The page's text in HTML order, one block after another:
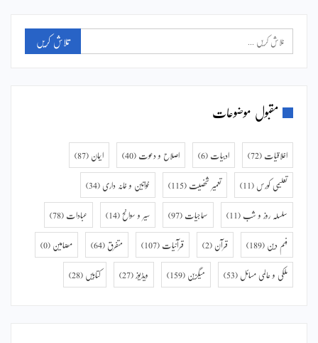
مقبول موضوعات
اخلاقیات (72) ادبیات (6) اصلاح و دعوت (40) ایمان (87)
تعلیمی کورس (11) تعمیر شخصیت (115) خواتین و خانہ داری (34)
سلسلہ روز و شب (11) سماجیات (97) سیر و سوانح (14) عبادات (78)
فہم دین (189) قرآن (2) قرآنیات (107) متفرق (64) مضامین (0)
ملکی و عالمی مسائل (53) میگزین (159) ویڈیوز (27) کتابیں (28)